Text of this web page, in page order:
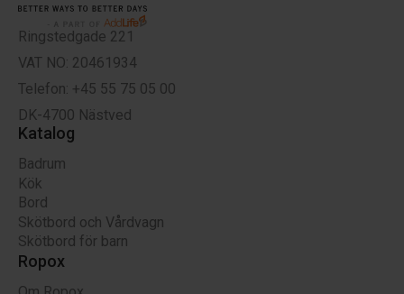
Ringstedgade 221
VAT NO: 20461934
Telefon: +45 55 75 05 00
DK-4700 Nästved
Katalog
Badrum
Kök
Bord
Skötbord och Vårdvagn
Skötbord för barn
Ropox